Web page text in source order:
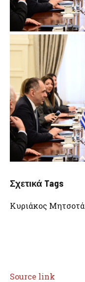
Σχετικά Tags
Κυριάκος
Source link